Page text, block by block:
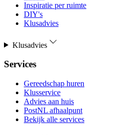
Inspiratie per ruimte
DIY's
Klusadvies
Klusadvies
Services
Gereedschap huren
Klusservice
Advies aan huis
PostNL afhaalpunt
Bekijk alle services